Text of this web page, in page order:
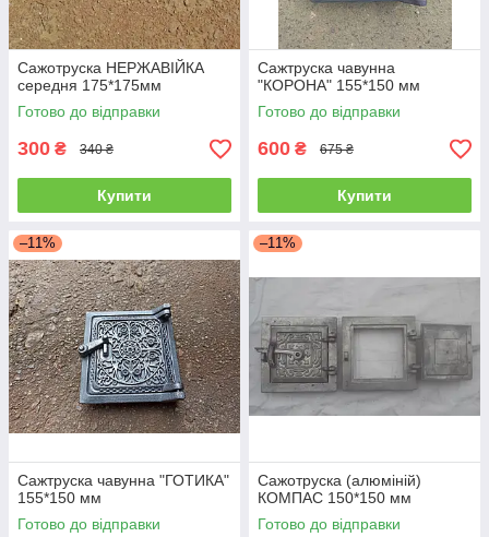
Сажотруска НЕРЖАВІЙКА
середня 175*175мм
Готово до відправки
300 ₴ 340 ₴
Купити
Сажтруска чавунна
"КОРОНА" 155*150 мм
Готово до відправки
600 ₴ 675 ₴
Купити
–11%
Сажтруска чавунна "ГОТИКА"
155*150 мм
Готово до відправки
–11%
Сажотруска (алюміній)
КОМПАС 150*150 мм
Готово до відправки